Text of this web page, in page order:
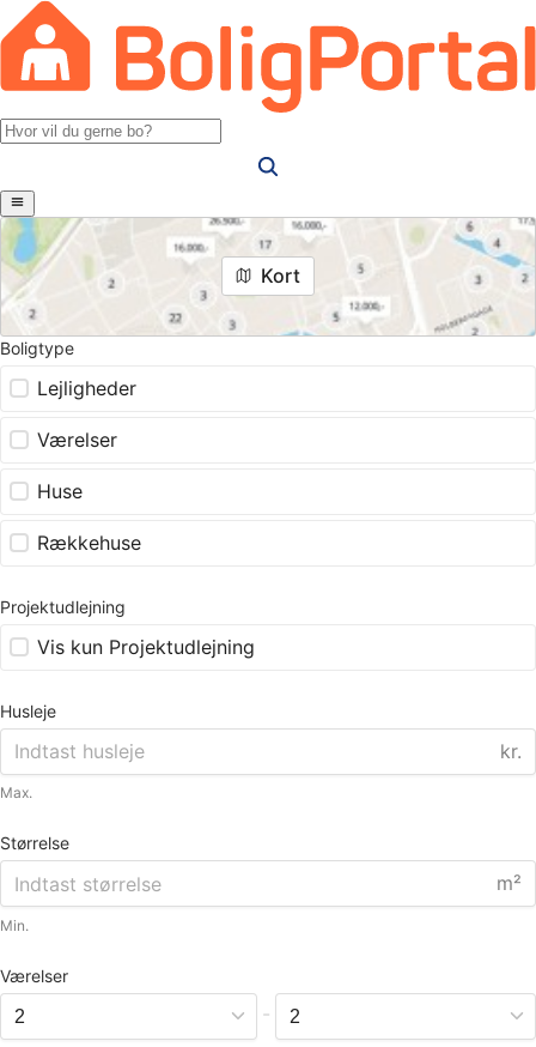
Kort
Boligtype
Lejligheder
Værelser
Huse
Rækkehuse
Projektudlejning
Vis kun Projektudlejning
Husleje
kr.
Max.
Størrelse
m²
Min.
Værelser
-